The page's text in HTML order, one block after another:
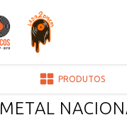
PRODUTOS
METAL